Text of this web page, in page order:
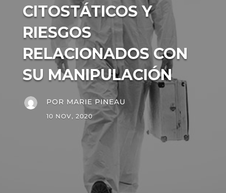
CITOSTÁTICOS Y
RIESGOS
RELACIONADOS CON
SU MANIPULACIÓN
POR MARIE PINEAU
10 NOV, 2020